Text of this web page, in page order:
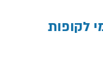
לקופות